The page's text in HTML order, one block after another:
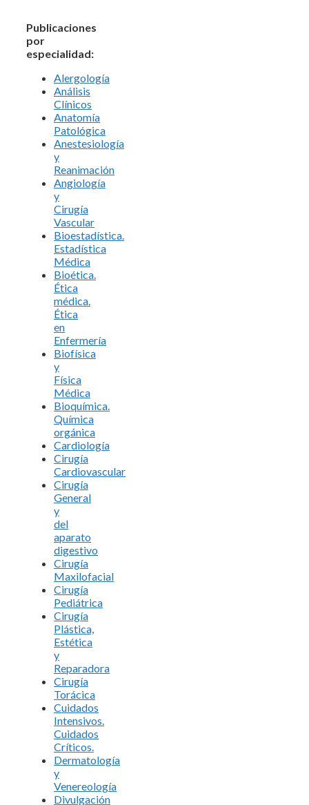
Publicaciones
por
especialidad:
Alergología
Análisis
Clínicos
Anatomía
Patológica
Anestesiología
y
Reanimación
Angiología
y
Cirugía
Vascular
Bioestadística.
Estadística
Médica
Bioética.
Ética
médica.
Ética
en
Enfermería
Biofísica
y
Física
Médica
Bioquímica.
Química
orgánica
Cardiología
Cirugía
Cardiovascular
Cirugía
General
y
del
aparato
digestivo
Cirugía
Maxilofacial
Cirugía
Pediátrica
Cirugía
Plástica,
Estética
y
Reparadora
Cirugía
Torácica
Cuidados
Intensivos.
Cuidados
Críticos.
Dermatología
y
Venereología
Divulgación